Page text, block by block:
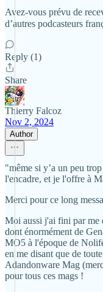
Avez-vous prévu de
d’autres podcasteurs
Reply (1)
Share
Thierry Falcoz
Nov 2, 2024
Author
"même si y’a un peu
l'encadre, et je l'offre à
Merci pour ce long
Moi aussi j'ai fini par me
dont énormément de
MO5 à l'époque de
en me disant que de
Adandonware Mag
pour tous ces mags !